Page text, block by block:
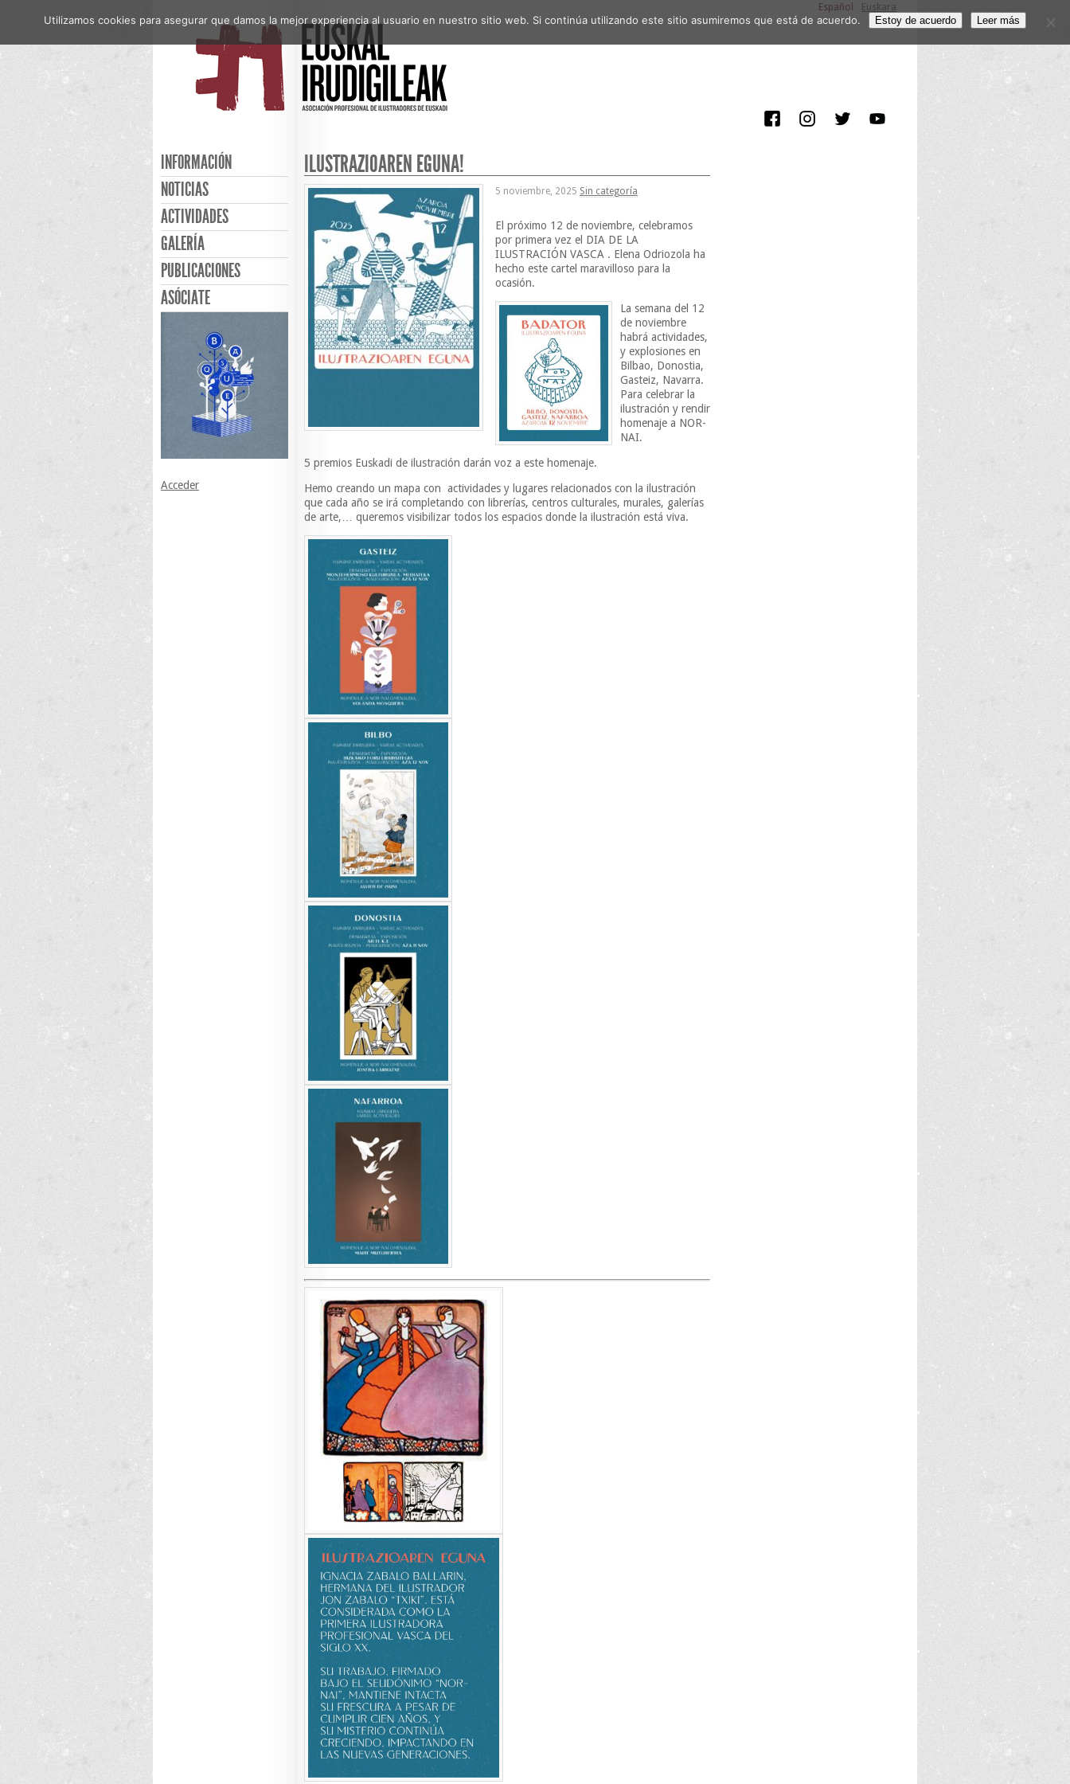
Español Euskara
INFORMACIÓN
NOTICIAS
ACTIVIDADES
GALERÍA
PUBLICACIONES
ASÓCIATE
Acceder
ILUSTRAZIOAREN EGUNA!
5 noviembre, 2025 Sin categoría
El próximo 12 de noviembre, celebramos
por primera vez el DIA DE LA
ILUSTRACIÓN VASCA . Elena Odriozola ha
hecho este cartel maravilloso para la
ocasión.
La semana del 12
de noviembre
habrá actividades,
y explosiones en
Bilbao, Donostia,
Gasteiz, Navarra.
Para celebrar la
ilustración y rendir
homenaje a NOR-
NAI.
5 premios Euskadi de ilustración darán voz a este homenaje.
Hemo creando un mapa con actividades y lugares relacionados con la ilustración
que cada año se irá completando con librerías, centros culturales, murales, galerías
de arte,… queremos visibilizar todos los espacios donde la ilustración está viva.
Utilizamos cookies para asegurar que damos la mejor experiencia al usuario en nuestro sitio web. Si continúa utilizando este sitio asumiremos que está de acuerdo. Estoy de acuerdo Leer más